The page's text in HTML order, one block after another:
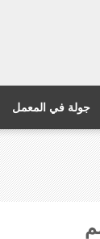
جولة في المعمل